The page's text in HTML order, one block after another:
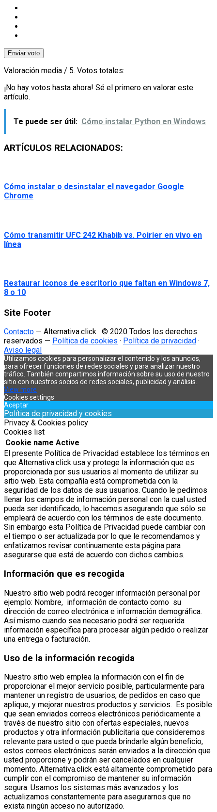
Enviar voto
Valoración media / 5. Votos totales:
¡No hay votos hasta ahora! Sé el primero en valorar este
artículo.
Te puede ser útil: Cómo instalar Python en Windows
ARTÍCULOS RELACIONADOS:
Cómo instalar o desinstalar el navegador Google
Chrome
Cómo transmitir UFC 242 Khabib vs. Poirier en vivo en
línea
Restaurar iconos de escritorio que faltan en Windows 7,
8 o 10
Site Footer
Contacto — Alternativa.click · © 2020 Todos los derechos
reservados — Política de cookies · Política de privacidad ·
Aviso legal
Utilizamos cookies para personalizar el contenido y los anuncios,
para ofrecer funciones de redes sociales y para analizar nuestro
tráfico. También compartimos información sobre su uso de nuestro
sitio con nuestros socios de redes sociales, publicidad y análisis.
View more
Cookies settings
Aceptar
Política de privacidad y cookies
Privacy & Cookies policy
Cookies list
Cookie name Active
El presente Política de Privacidad establece los términos en
que Alternativa.click usa y protege la información que es
proporcionada por sus usuarios al momento de utilizar su
sitio web. Esta compañía está comprometida con la
seguridad de los datos de sus usuarios. Cuando le pedimos
llenar los campos de información personal con la cual usted
pueda ser identificado, lo hacemos asegurando que sólo se
empleará de acuerdo con los términos de este documento.
Sin embargo esta Política de Privacidad puede cambiar con
el tiempo o ser actualizada por lo que le recomendamos y
enfatizamos revisar continuamente esta página para
asegurarse que está de acuerdo con dichos cambios.
Información que es recogida
Nuestro sitio web podrá recoger información personal por
ejemplo: Nombre, información de contacto como su
dirección de correo electrónica e información demográfica.
Así mismo cuando sea necesario podrá ser requerida
información específica para procesar algún pedido o realizar
una entrega o facturación.
Uso de la información recogida
Nuestro sitio web emplea la información con el fin de
proporcionar el mejor servicio posible, particularmente para
mantener un registro de usuarios, de pedidos en caso que
aplique, y mejorar nuestros productos y servicios. Es posible
que sean enviados correos electrónicos periódicamente a
través de nuestro sitio con ofertas especiales, nuevos
productos y otra información publicitaria que consideremos
relevante para usted o que pueda brindarle algún beneficio,
estos correos electrónicos serán enviados a la dirección que
usted proporcione y podrán ser cancelados en cualquier
momento. Alternativa.click está altamente comprometido para
cumplir con el compromiso de mantener su información
segura. Usamos los sistemas más avanzados y los
actualizamos constantemente para asegurarnos que no
exista ningún acceso no autorizado.